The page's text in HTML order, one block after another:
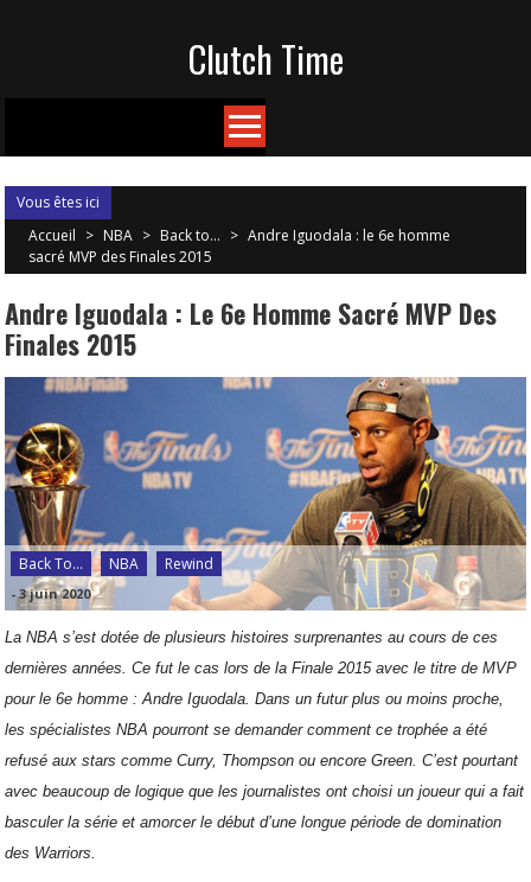
Clutch Time
Vous êtes ici
Accueil > NBA > Back to... > Andre Iguodala : le 6e homme
sacré MVP des Finales 2015
Andre Iguodala : Le 6e Homme Sacré MVP Des
Finales 2015
Back To... NBA Rewind
-3 juin 2020
La NBA s’est dotée de plusieurs histoires surprenantes au cours de ces
dernières années. Ce fut le cas lors de la Finale 2015 avec le titre de MVP
pour le 6e homme : Andre Iguodala. Dans un futur plus ou moins proche,
les spécialistes NBA pourront se demander comment ce trophée a été
refusé aux stars comme Curry, Thompson ou encore Green. C’est pourtant
avec beaucoup de logique que les journalistes ont choisi un joueur qui a fait
basculer la série et amorcer le début d’une longue période de domination
des Warriors.